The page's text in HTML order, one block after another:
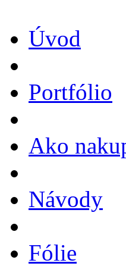
Úvod
Portfólio
Ako
Návody
Fólie